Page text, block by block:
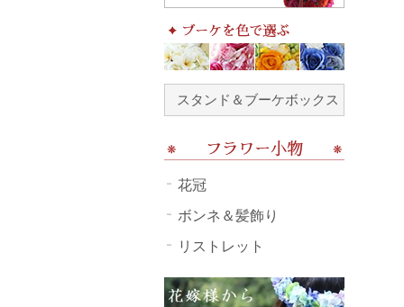
スタンド＆ブーケボックス
花冠
ボンネ＆髪飾り
リストレット